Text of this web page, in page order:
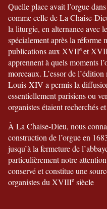
Quelle place avait l’orgue
comme celle de La Chaise-
la liturgie, en alternance avec
spécialement après la réforme
publications aux XVIIeet
apprennent à quels moments
morceaux. L’essor de
Louis XIV a permis la
essentiellement parisiens ou
organistes étaient recherchés
À La Chaise-Dieu, nous
construction de l’orgue en
jusqu’à la fermeture de
particulièrement notre
conservé et constitue une
organistes du XVIIIe siècle